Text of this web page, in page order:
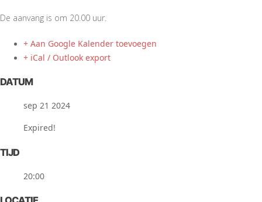
De aanvang is om 20.00 uur.
+ Aan Google Kalender toevoegen
+ iCal / Outlook export
DATUM
sep 21 2024
Expired!
TIJD
20:00